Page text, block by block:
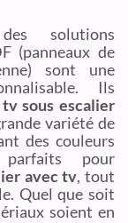
solutions
(panneaux de
sont une
Ils
sous escalier
variété de
des couleurs
pour
avec tv, tout
Quel que soit
soient en